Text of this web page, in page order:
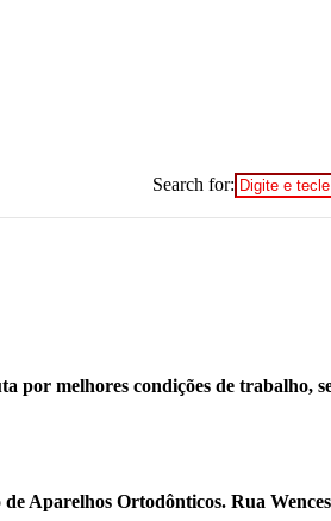
Search for:
por melhores condições de trabalho,
Aparelhos Ortodônticos. Rua